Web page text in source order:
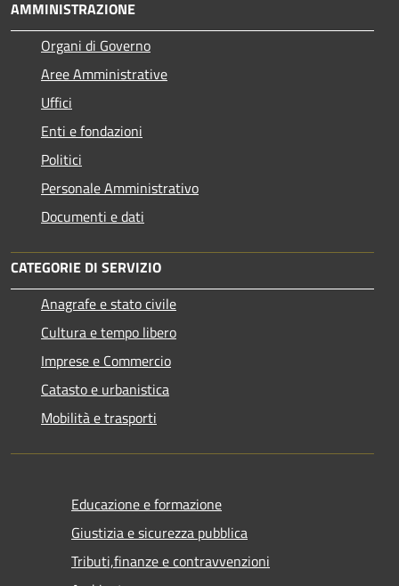
AMMINISTRAZIONE
Organi di Governo
Aree Amministrative
Uffici
Enti e fondazioni
Politici
Personale Amministrativo
Documenti e dati
CATEGORIE DI SERVIZIO
Anagrafe e stato civile
Cultura e tempo libero
Imprese e Commercio
Catasto e urbanistica
Mobilità e trasporti
Educazione e formazione
Giustizia e sicurezza pubblica
Tributi,finanze e contravvenzioni